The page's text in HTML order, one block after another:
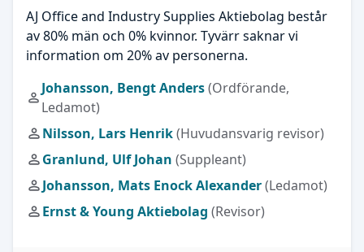
AJ Office and Industry Supplies Aktiebolag består
av 80% män och 0% kvinnor. Tyvärr saknar vi
information om 20% av personerna.
Johansson, Bengt Anders(Ordförande,
Ledamot)
Nilsson, Lars Henrik(Huvudansvarig revisor)
Granlund, Ulf Johan (Suppleant)
Johansson, Mats Enock Alexander(Ledamot)
Ernst & Young Aktiebolag (Revisor)